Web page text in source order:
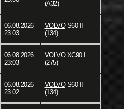
(A32)
06.08.2026
23:03
VOLVOS60 II
(134)
06.08.2026
23:03
VOLVOXC90 I
(275)
06.08.2026
23:02
VOLVOS60 II
(134)